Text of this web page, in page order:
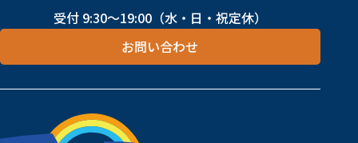
受付 9:30～19:00（水・日・祝定休）
お問い合わせ